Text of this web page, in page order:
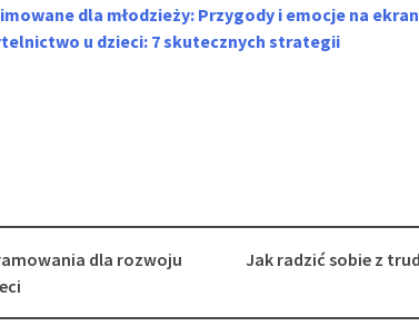
dla młodzieży: Przygody i emocje na
u dzieci: 7 skutecznych strategii
dla rozwoju
Jak radzić sobie z